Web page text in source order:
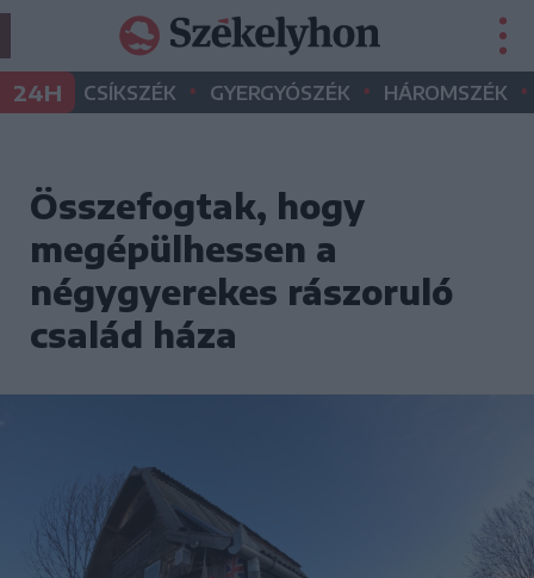
24H CSÍKSZÉK • GYERGYÓSZÉK • HÁROMSZÉK •
Összefogtak, hogy
megépülhessen a
négygyerekes rászoruló
család háza